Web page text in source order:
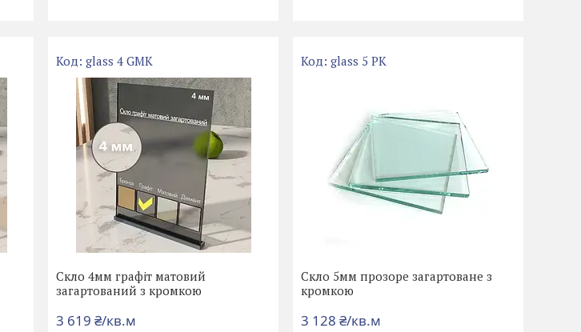
glass 4 GMK
Скло 4мм графіт матовий
загартований з кромкою
3 619 ₴/кв.м
glass 5 PK
Скло 5мм прозоре загартоване з
кромкою
3 128 ₴/кв.м